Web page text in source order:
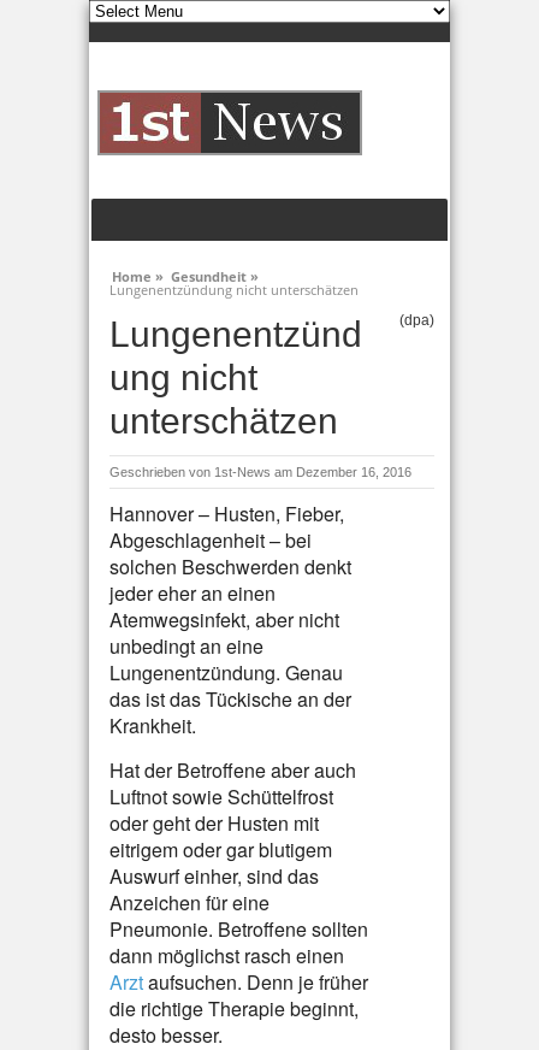
Home » Gesundheit »
Lungenentzündung nicht unterschätzen
Lungenentzünd
ung nicht
unterschätzen
(dpa)
Geschrieben von 1st-News am Dezember 16, 2016
Hannover – Husten, Fieber,
Abgeschlagenheit – bei
solchen Beschwerden denkt
jeder eher an einen
Atemwegsinfekt, aber nicht
unbedingt an eine
Lungenentzündung. Genau
das ist das Tückische an der
Krankheit.
Hat der Betroffene aber auch
Luftnot sowie Schüttelfrost
oder geht der Husten mit
eitrigem oder gar blutigem
Auswurf einher, sind das
Anzeichen für eine
Pneumonie. Betroffene sollten
dann möglichst rasch einen
Arztaufsuchen. Denn je früher
die richtige Therapie beginnt,
desto besser.